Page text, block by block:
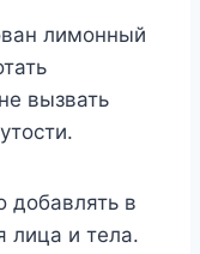
лимонный
вызвать
в
лица и тела.